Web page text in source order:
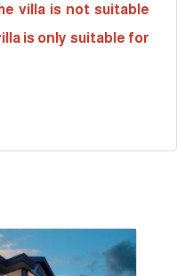
villa is not suitable
is only suitable for